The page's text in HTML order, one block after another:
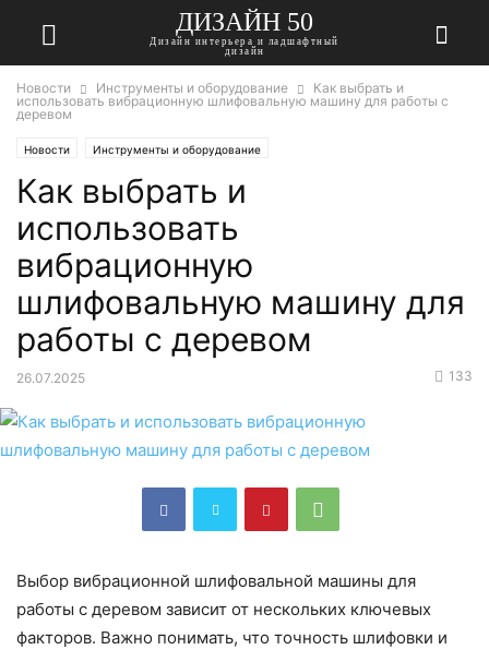
ДИЗАЙН 50
Дизайн интерьера и ладшафтный
дизайн
Новости Инструменты и оборудование
Как выбрать и
использовать вибрационную шлифовальную машину для работы с
деревом
Новости Инструменты и оборудование
Как выбрать и
использовать
вибрационную
шлифовальную машину для
работы с деревом
26.07.2025 133
Выбор вибрационной шлифовальной машины для
работы с деревом зависит от нескольких ключевых
факторов. Важно понимать, что точность шлифовки и